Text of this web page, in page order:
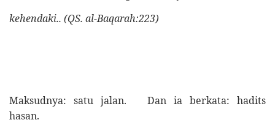
kehendaki.. (QS. al-Baqarah:223)
Maksudnya: satu jalan.
Dan ia berkata: hadits
hasan.